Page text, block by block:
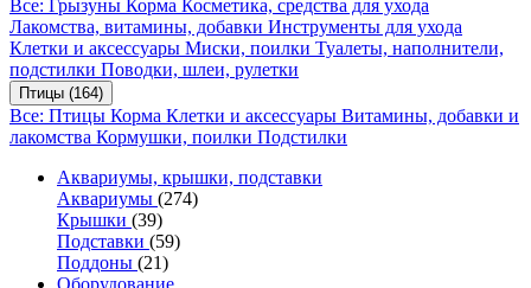
Все: Грызуны Корма Косметика, средства для ухода
Лакомства, витамины, добавки Инструменты для ухода
Клетки и аксессуары Миски, поилки Туалеты, наполнители,
подстилки Поводки, шлеи, рулетки
Птицы (164)
Все: Птицы Корма Клетки и аксессуары Витамины, добавки и
лакомства Кормушки, поилки Подстилки
Аквариумы, крышки, подставки
Аквариумы (274)
Крышки (39)
Подставки (59)
Поддоны (21)
Оборудование